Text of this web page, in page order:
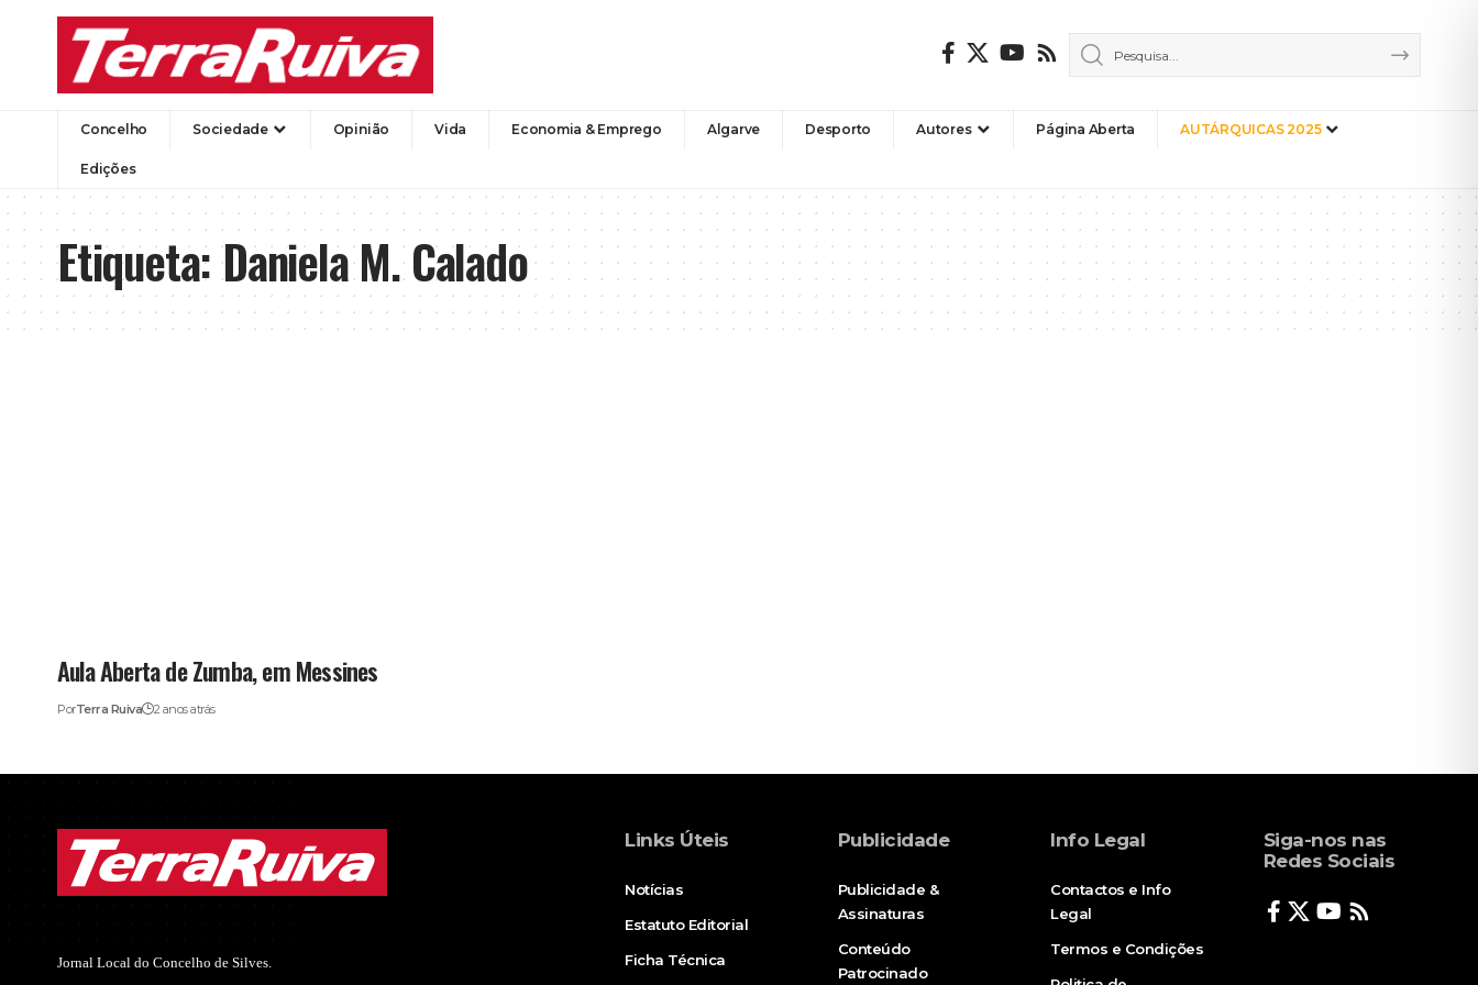
Concelho Sociedade Opinião Vida Economia & Emprego Algarve Desporto Autores Página Aberta AUTÁRQUICAS 2025
Edições
Etiqueta:Daniela M. Calado
Aula Aberta de Zumba, em Messines
PorTerra Ruiva 2 anos atrás
Jornal Local do Concelho de Silves.
Links Úteis
Notícias
Estatuto Editorial
Ficha Técnica
Publicidade
Publicidade &
Assinaturas
Conteúdo
Patrocinado
Info Legal
Contactos e Info
Legal
Termos e Condições
Siga-nos nas
Redes Sociais